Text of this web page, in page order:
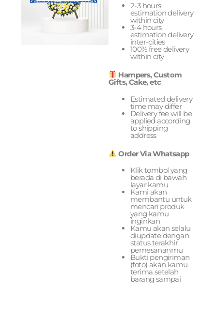
2-3 hours
estimation delivery
within city
3-4 hours
estimation delivery
inter-cities
100% free delivery
within city
Hampers, Custom
Gifts, Cake, etc
Estimated delivery
time may differ
Delivery fee will be
applied according
to shipping
address
Order Via Whatsapp
Klik tombol yang
berada di bawah
layar kamu
Kami akan
membantu untuk
mencari produk
yang kamu
inginkan
Kamu akan selalu
diupdate dengan
status terakhir
pemesananmu
Bukti pengiriman
(foto) akan kamu
terima setelah
barang sampai